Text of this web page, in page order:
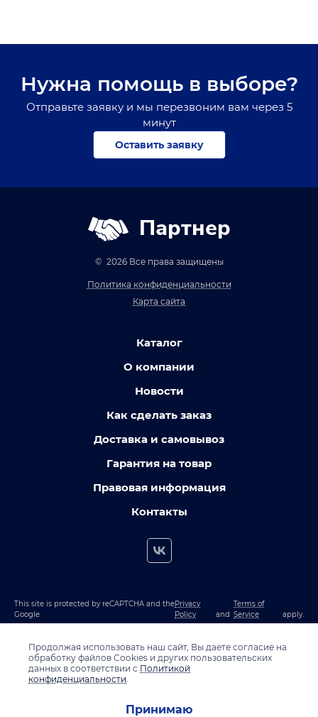
Нужна помощь в выборе?
Отправьте заявку и мы перезвоним вам через 5
минут
Оставить заявку
Партнер
© 2026 Все права защищены
Политика конфиденциальности
Карта сайта
Каталог
О компании
Новости
Как сделать заказ
Доставка и самовывоз
Гарантия на товар
Правовая информация
Контакты
This site is protected by reCAPTCHA and the
Google
Privacy
Policy
and
Terms of
Service
apply.
Продолжая использовать наш сайт, Вы даете согласие на
обработку файлов Cookies и других пользовательских
данных в соответствии с Политикой
конфиденциальности.
Принимаю